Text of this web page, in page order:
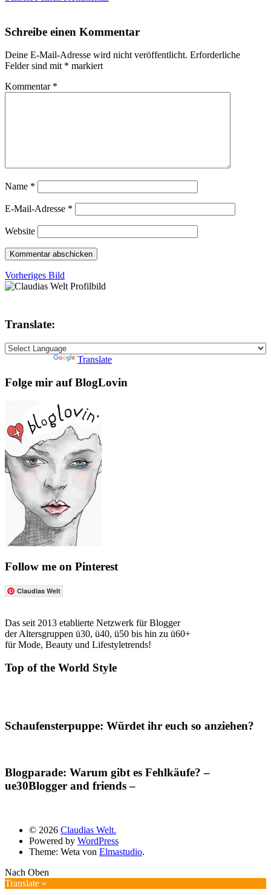
Schreibe einen Kommentar
Deine E-Mail-Adresse wird nicht veröffentlicht. Erforderliche
Felder sind mit * markiert
Kommentar *
Name *
E-Mail-Adresse *
Website
Vorheriges Bild
Translate:
Translate
Folge mir auf BlogLovin
Follow me on Pinterest
Claudias Welt
Das seit 2013 etablierte Netzwerk für Blogger
der Altersgruppen ü30, ü40, ü50 bis hin zu ü60+
für Mode, Beauty und Lifestyletrends!
Top of the World Style
Schaufensterpuppe: Würdet ihr euch so anziehen?
Blogparade: Warum gibt es Fehlkäufe? –
ue30Blogger and friends –
© 2026 Claudias Welt.
Powered by WordPress
Theme: Weta von Elmastudio.
Nach Oben
Translate »